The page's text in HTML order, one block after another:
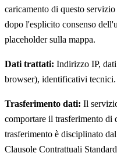
caricamento di questo
dopo l'esplicito consenso
placeholder sulla mappa.
Dati trattati: Indirizzo IP,
browser), identificativi tecnici.
Trasferimento dati: Il
comportare il trasferimento
trasferimento è disciplinato
Clausole Contrattuali